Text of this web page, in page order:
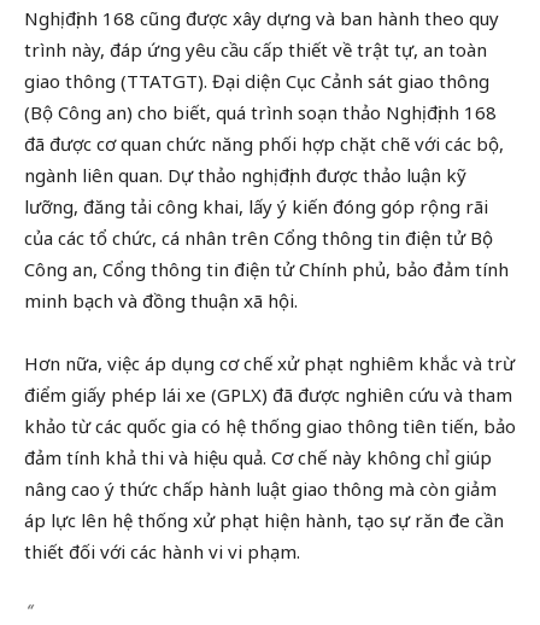
Nghị định 168 cũng được xây dựng và ban hành theo quy
trình này, đáp ứng yêu cầu cấp thiết về trật tự, an toàn
giao thông (TTATGT). Đại diện Cục Cảnh sát giao thông
(Bộ Công an) cho biết, quá trình soạn thảo Nghị định 168
đã được cơ quan chức năng phối hợp chặt chẽ với các bộ,
ngành liên quan. Dự thảo nghị định được thảo luận kỹ
lưỡng, đăng tải công khai, lấy ý kiến đóng góp rộng rãi
của các tổ chức, cá nhân trên Cổng thông tin điện tử Bộ
Công an, Cổng thông tin điện tử Chính phủ, bảo đảm tính
minh bạch và đồng thuận xã hội.
Hơn nữa, việc áp dụng cơ chế xử phạt nghiêm khắc và trừ
điểm giấy phép lái xe (GPLX) đã được nghiên cứu và tham
khảo từ các quốc gia có hệ thống giao thông tiên tiến, bảo
đảm tính khả thi và hiệu quả. Cơ chế này không chỉ giúp
nâng cao ý thức chấp hành luật giao thông mà còn giảm
áp lực lên hệ thống xử phạt hiện hành, tạo sự răn đe cần
thiết đối với các hành vi vi phạm.
“